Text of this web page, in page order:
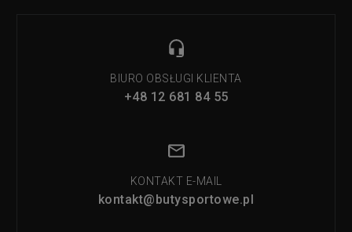
BIURO OBSŁUGI KLIENTA
+48 12 681 84 55
KONTAKT E-MAIL
kontakt@butysportowe.pl